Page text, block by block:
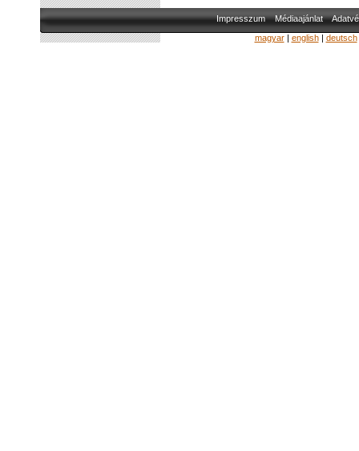
Impresszum Médiaajánlat
magyar| english| deutsch